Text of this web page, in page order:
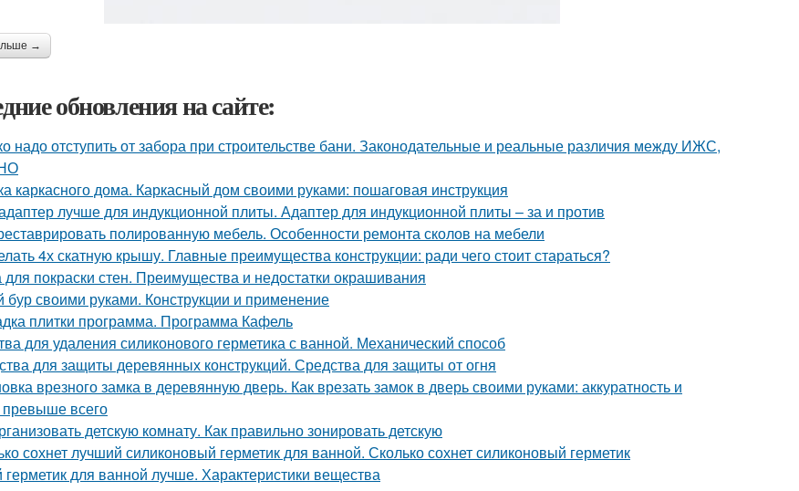
→
обновления на сайте:
надо отступить от забора при строительстве бани. Законодательные и реальные различия между ИЖС,
каркасного дома. Каркасный дом своими руками: пошаговая инструкция
лучше для индукционной плиты. Адаптер для индукционной плиты – за и против
полированную мебель. Особенности ремонта сколов на мебели
4х скатную крышу. Главные преимущества конструкции: ради чего стоит стараться?
для покраски стен. Преимущества и недостатки окрашивания
бур своими руками. Конструкции и применение
плитки программа. Программа Кафель
для удаления силиконового герметика с ванной. Механический способ
для защиты деревянных конструкций. Средства для защиты от огня
врезного замка в деревянную дверь. Как врезать замок в дверь своими руками: аккуратность и
превыше всего
детскую комнату. Как правильно зонировать детскую
сохнет лучший силиконовый герметик для ванной. Сколько сохнет силиконовый герметик
герметик для ванной лучше. Характеристики вещества